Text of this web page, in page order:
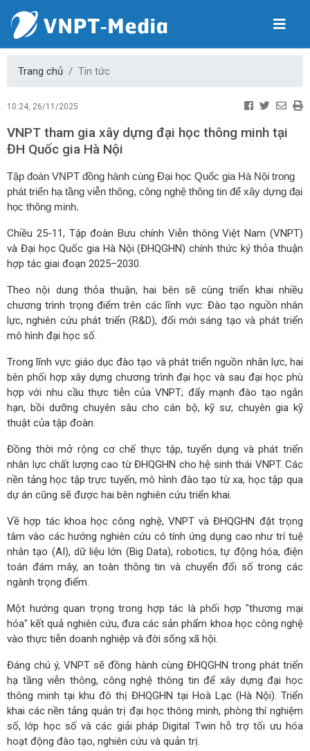
Trang chủ Tin tức
10:24, 26/11/2025
VNPT tham gia xây dựng đại học thông minh tại
ĐH Quốc gia Hà Nội
Tập đoàn VNPT đồng hành cùng Đại học Quốc gia Hà Nội trong
phát triển hạ tầng viễn thông, công nghệ thông tin để xây dựng đại
học thông minh.
Chiều 25-11, Tập đoàn Bưu chính Viễn thông Việt Nam (VNPT)
và Đại học Quốc gia Hà Nội (ĐHQGHN) chính thức ký thỏa thuận
hợp tác giai đoạn 2025–2030.
Theo nội dung thỏa thuận, hai bên sẽ cùng triển khai nhiều
chương trình trọng điểm trên các lĩnh vực: Đào tạo nguồn nhân
lực, nghiên cứu phát triển (R&D), đổi mới sáng tạo và phát triển
mô hình đại học số.
Trong lĩnh vực giáo dục đào tạo và phát triển nguồn nhân lực, hai
bên phối hợp xây dựng chương trình đại học và sau đại học phù
hợp với nhu cầu thực tiễn của VNPT; đẩy mạnh đào tạo ngắn
hạn, bồi dưỡng chuyên sâu cho cán bộ, kỹ sư, chuyên gia kỹ
thuật của tập đoàn.
Đồng thời mở rộng cơ chế thực tập, tuyển dụng và phát triển
nhân lực chất lượng cao từ ĐHQGHN cho hệ sinh thái VNPT. Các
nền tảng học tập trực tuyến, mô hình đào tạo từ xa, học tập qua
dự án cũng sẽ được hai bên nghiên cứu triển khai.
Về hợp tác khoa học công nghệ, VNPT và ĐHQGHN đặt trọng
tâm vào các hướng nghiên cứu có tính ứng dụng cao như trí tuệ
nhân tạo (AI), dữ liệu lớn (Big Data), robotics, tự động hóa, điện
toán đám mây, an toàn thông tin và chuyển đổi số trong các
ngành trọng điểm.
Một hướng quan trọng trong hợp tác là phối hợp "thương mại
hóa" kết quả nghiên cứu, đưa các sản phẩm khoa học công nghệ
vào thực tiễn doanh nghiệp và đời sống xã hội.
Đáng chú ý, VNPT sẽ đồng hành cùng ĐHQGHN trong phát triển
hạ tầng viễn thông, công nghệ thông tin để xây dựng đại học
thông minh tại khu đô thị ĐHQGHN tại Hoà Lạc (Hà Nội). Triển
khai các nền tảng quản trị đại học thông minh, phòng thí nghiệm
số, lớp học số và các giải pháp Digital Twin hỗ trợ tối ưu hóa
hoạt động đào tạo, nghiên cứu và quản trị.